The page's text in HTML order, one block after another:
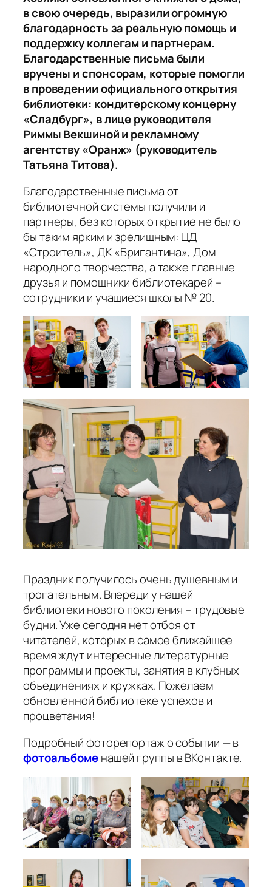
в свою очередь, выразили огромную
благодарность за реальную помощь и
поддержку коллегам и партнерам.
Благодарственные письма были
вручены и спонсорам, которые помогли
в проведении официального открытия
библиотеки: кондитерскому концерну
«Сладбург», в лице руководителя
Риммы Векшиной и рекламному
агентству «Оранж» (руководитель
Татьяна Титова).
Благодарственные письма от
библиотечной системы получили и
партнеры, без которых открытие не было
бы таким ярким и зрелищным: ЦД
«Строитель», ДК «Бригантина», Дом
народного творчества, а также главные
друзья и помощники библиотекарей –
сотрудники и учащиеся школы № 20.
Праздник получилось очень душевным и
трогательным. Впереди у нашей
библиотеки нового поколения – трудовые
будни. Уже сегодня нет отбоя от
читателей, которых в самое ближайшее
время ждут интересные литературные
программы и проекты, занятия в клубных
объединениях и кружках. Пожелаем
обновленной библиотеке успехов и
процветания!
Подробный фоторепортаж о событии — в
фотоальбоменашей группы в ВКонтакте.